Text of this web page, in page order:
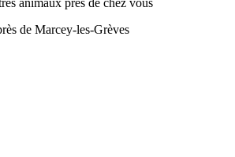
de Marcey-les-Grèves